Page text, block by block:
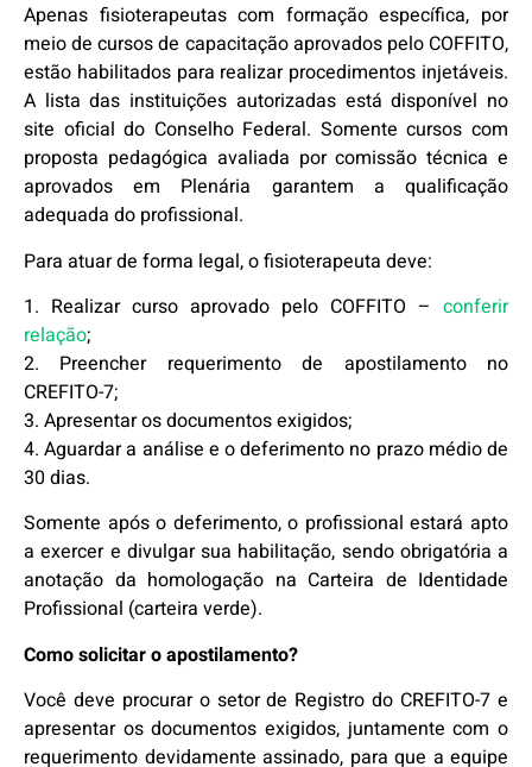
Apenas fisioterapeutas com formação específica, por
meio de cursos de capacitação aprovados pelo COFFITO,
estão habilitados para realizar procedimentos injetáveis.
A lista das instituições autorizadas está disponível no
site oficial do Conselho Federal. Somente cursos com
proposta pedagógica avaliada por comissão técnica e
aprovados em Plenária garantem a qualificação
adequada do profissional.
Para atuar de forma legal, o fisioterapeuta deve:
1. Realizar curso aprovado pelo COFFITO – conferir
relação;
2. Preencher requerimento de apostilamento no
CREFITO-7;
3. Apresentar os documentos exigidos;
4. Aguardar a análise e o deferimento no prazo médio de
30 dias.
Somente após o deferimento, o profissional estará apto
a exercer e divulgar sua habilitação, sendo obrigatória a
anotação da homologação na Carteira de Identidade
Profissional (carteira verde).
Como solicitar o apostilamento?
Você deve procurar o setor de Registro do CREFITO-7 e
apresentar os documentos exigidos, juntamente com o
requerimento devidamente assinado, para que a equipe